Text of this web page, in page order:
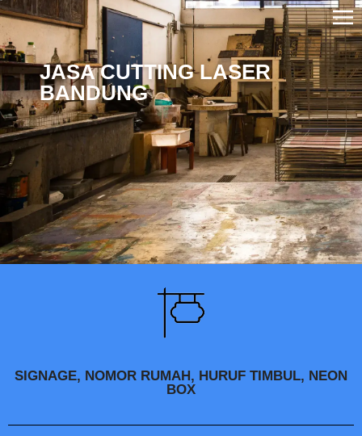
JASA CUTTING LASER
BANDUNG
SIGNAGE, NOMOR RUMAH, HURUF TIMBUL, NEON
BOX